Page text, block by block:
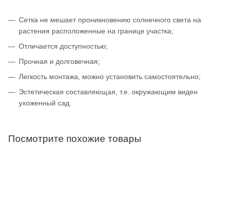
Сетка не мешает проникновению солнечного света на
растения расположенные на границе участка;
Отличается доступностью;
Прочная и долговечная;
Легкость монтажа, можно установить самостоятельно;
Эстетическая составляющая, т.е. окружающим виден
ухоженный сад.
Посмотрите похожие товары